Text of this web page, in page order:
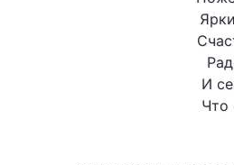
И
Что